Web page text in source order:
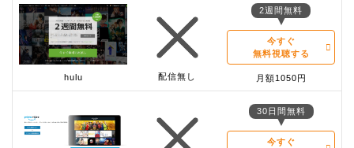
hulu 配信無し
2週間無料
今すぐ
無料視聴する
月額1050円
30日間無料
今すぐ